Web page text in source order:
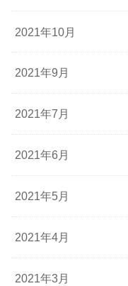
世界なのです。もち
持つ人とは関係なし
怪しい商売
高校や中学を出ると
はこの制服をどうし
本当に思い出にしか
が、制服を捨ててし
ちょっともったいな
実は、制服の買取を
2021年10月
2021年9月
2021年7月
2021年6月
2021年5月
2021年4月
2021年3月